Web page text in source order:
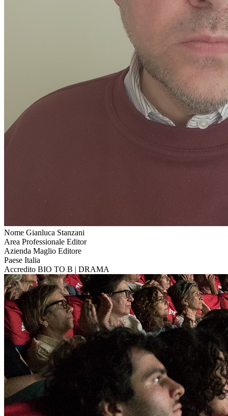
Nome Gianluca Stanzani
Area Professionale Editor
Azienda Maglio Editore
Paese Italia
Accredito BIO TO B | DRAMA